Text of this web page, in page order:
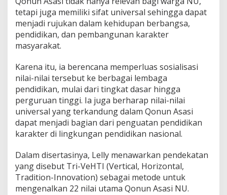
tetapi juga memiliki sifat universal sehingga dapat
menjadi rujukan dalam kehidupan berbangsa,
pendidikan, dan pembangunan karakter
masyarakat.
Karena itu, ia berencana memperluas sosialisasi
nilai-nilai tersebut ke berbagai lembaga
pendidikan, mulai dari tingkat dasar hingga
perguruan tinggi. Ia juga berharap nilai-nilai
universal yang terkandung dalam Qonun Asasi
dapat menjadi bagian dari penguatan pendidikan
karakter di lingkungan pendidikan nasional.
Dalam disertasinya, Lelly menawarkan pendekatan
yang disebut Tri-VeHTI (Vertical, Horizontal,
Tradition-Innovation) sebagai metode untuk
mengenalkan 22 nilai utama Qonun Asasi NU.